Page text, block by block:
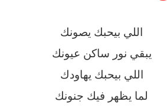
اللي بيحبك يصونك
يبقي نور ساكن عيونك
اللي بيحبك يهاودك
لما يظهر فيك جنونك